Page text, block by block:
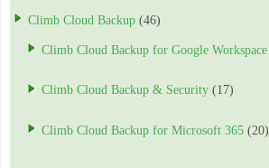
Climb Cloud Backup (46)
Climb Cloud Backup for Google Workspace
Climb Cloud Backup & Security (17)
Climb Cloud Backup for Microsoft 365 (20)